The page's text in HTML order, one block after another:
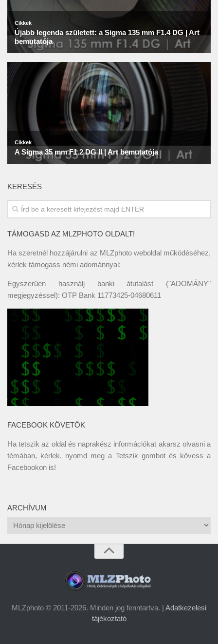
KERESÉS
TÁMOGASD AZ MLZPHOTO OLDALT!
Ha szeretnél hozzájárulni az MLZphoto weboldal működéséhez,
kérlek támogass némi adománnyal:
Egyszerűen használj banki átutalást ("ADOMÁNY"
megjegyzéssel): OTP Bank 11773425-04680611
FACEBOOK KÖVETŐK
Ha tetszik az oldal és naprakész információkat akarsz olvasni a
témában, kérlek, nyomd meg a Tetszik gombot és kövess a
Facebookon is!
ARCHÍVUM
Archívum
MLZphoto © 2011-2026. Minden jog fenntartva. | Adatkezelesi
tájékoztató